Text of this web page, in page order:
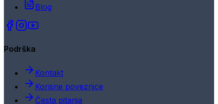
Blog
Podrška
Kontakt
Korisne poveznice
Česta pitanja